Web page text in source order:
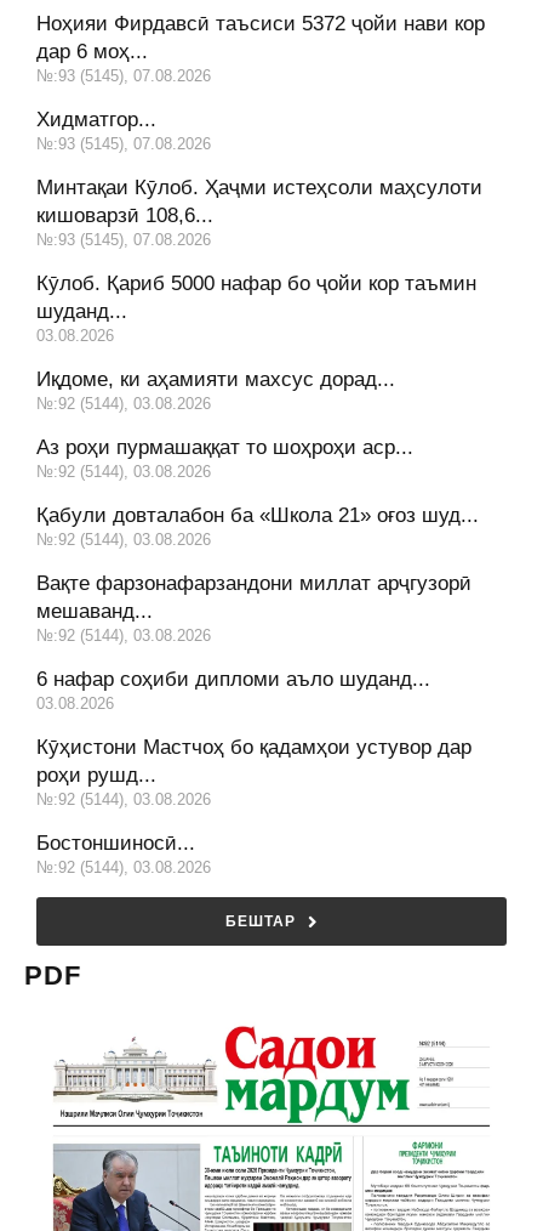
Ноҳияи Фирдавсӣ таъсиси 5372 ҷойи нави кор
дар 6 моҳ...
№:93 (5145), 07.08.2026
Хидматгор...
№:93 (5145), 07.08.2026
Минтақаи Кӯлоб. Ҳаҷми истеҳсоли маҳсулоти
кишоварзӣ 108,6...
№:93 (5145), 07.08.2026
Кӯлоб. Қариб 5000 нафар бо ҷойи кор таъмин
шуданд...
03.08.2026
Иқдоме, ки аҳамияти махсус дорад...
№:92 (5144), 03.08.2026
Аз роҳи пурмашаққат то шоҳроҳи аср...
№:92 (5144), 03.08.2026
Қабули довталабон ба «Школа 21» оғоз шуд...
№:92 (5144), 03.08.2026
Вақте фарзонафарзандони миллат арҷгузорӣ
мешаванд...
№:92 (5144), 03.08.2026
6 нафар соҳиби дипломи аъло шуданд...
03.08.2026
Кӯҳистони Мастчоҳ бо қадамҳои устувор дар
роҳи рушд...
№:92 (5144), 03.08.2026
Бостоншиносӣ...
№:92 (5144), 03.08.2026
БЕШТАР
PDF